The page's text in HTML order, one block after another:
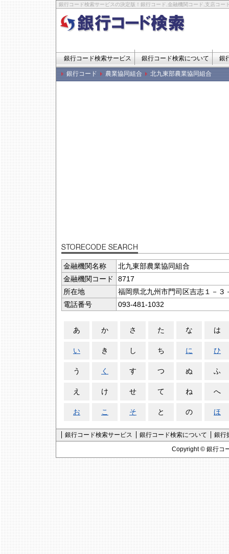
銀行コード検索サービスの決定版！銀行コード,金融機関コード,支店コー
銀行コード検索サービス 銀行コード検索について 銀
銀行コード 農業協同組合 北九東部農業協同組合
金融機関名称
北九東部農業協同組合
金融機関コード
8717
所在地
福岡県北九州市門司区吉志１－３
電話番号
093-481-1032
あ か さ た な は
い き し ち に ひ
う く す つ ぬ ふ
え け せ て ね へ
お こ そ と の ほ
銀行コード検索サービス 銀行コード検索について
銀行
Copyright © 銀行コ